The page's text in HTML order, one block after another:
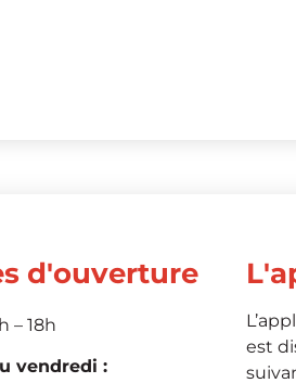
d'ouverture
– 18h
vendredi :
est